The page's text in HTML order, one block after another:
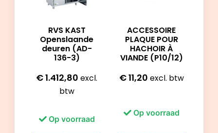
RVS KAST
Openslaande
deuren (AD-
136-3)
€1.412,80 excl.
btw
Op voorraad
ACCESSOIRE
PLAQUE POUR
HACHOIR À
VIANDE (P10/12)
€11,20 excl. btw
Op voorraad